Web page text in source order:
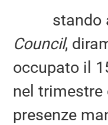
stando
Council,
occupato il
nel
presenze